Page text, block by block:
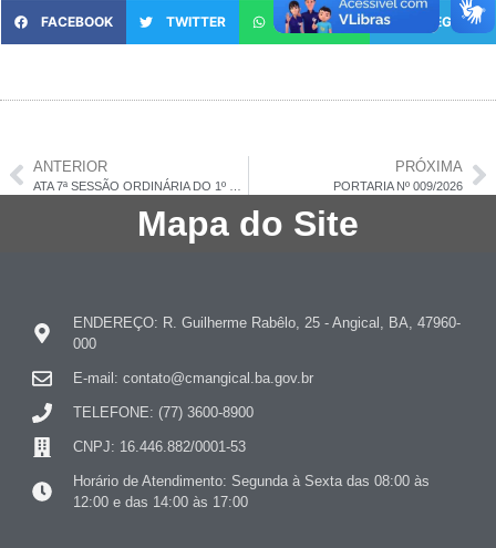
FACEBOOK TWITTER WHATSAPP TELEGRAM
ANTERIOR PRÓXIMA
PORTARIA Nº 009/2026
Mapa do Site
ENDEREÇO: R. Guilherme Rabêlo, 25 - Angical, BA, 47960-
000
E-mail: contato@cmangical.ba.gov.br
TELEFONE: (77) 3600-8900
CNPJ: 16.446.882/0001-53
Horário de Atendimento: Segunda à Sexta das 08:00 às
12:00 e das 14:00 às 17:00